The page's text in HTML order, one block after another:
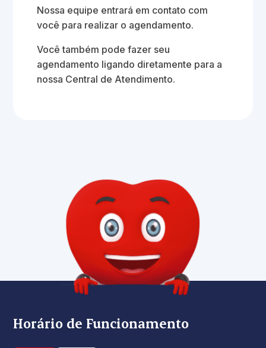
Nossa equipe entrará em contato com
você para realizar o agendamento.
Você também pode fazer seu
agendamento ligando diretamente para a
nossa Central de Atendimento.
Horário de Funcionamento